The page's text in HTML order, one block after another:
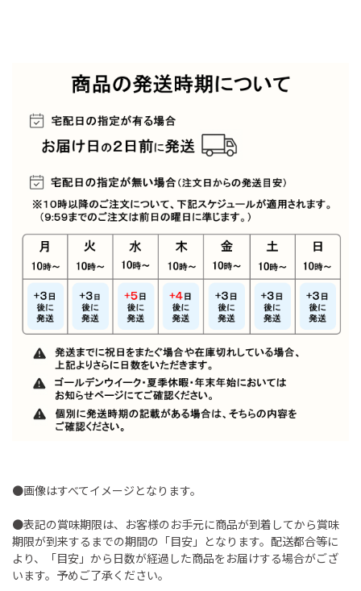
●画像はすべてイメージとなります。
●表記の賞味期限は、お客様のお手元に商品が到着してから賞味
期限が到来するまでの期間の「目安」となります。配送都合等に
より、「目安」から日数が経過した商品をお届けする場合がござ
います。予めご了承ください。